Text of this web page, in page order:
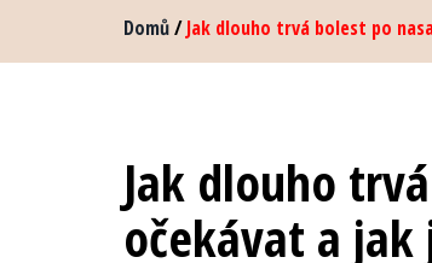
Domů/Jak dlouho trvá bolest po
Jak dlouho
očekávat a